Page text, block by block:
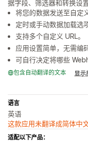
据字段、筛选器和转换设置
将您的数据发送至自定
定时或手动数据加载选
支持多个自定义 URL。
应用设置简单，无需编
可自行决定将哪些
包含自动翻译的文本 显示
语言
英语
这款应用未翻译成简体中
适配以下产品：